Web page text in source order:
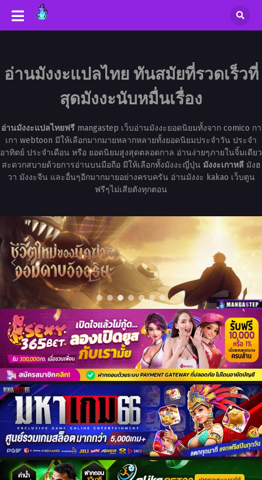
อ่านมังงะแปลไทย ทันสมัยที่รวดเร็วที่
สุดมังงะนับหมื่นเรื่อง
อ่านมังงะแปลไทยฟรีmangastep เว็บอ่านมังงะยอดนิยมทั้งจาก comico กา
เกา webtoon มีให้เลือกมากมายหลากหลายทั้งยอดนิยมประจำวัน ประจำ
อาทิตย์ ประจำเดือน หรือ ยอดนิยมสูงสุดตลอดกาล อ่านง่ายๆภายในจิ้มเดียว
สะดวกสบายด้วยการอ่านบนมือถือ มีให้เลือกทั้งมังงะญี่ปุ่น มังงะเกาหลีมังฮ
วา มังงะจีน และอื่นๆอีกมากมายอย่างครบครัน อ่านมังงะ kakao เว็บตูน
ฟรีๆไม่เสียตังทุกตอน